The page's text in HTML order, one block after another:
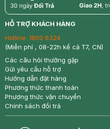
return nowfree
HỖ TRỢ KHÁCH HÀNG
Hotline: 1800 6324
(Miễn phí , 08-22h kể cả T7, CN)
Các câu hỏi thường gặp
Gửi yêu cầu hỗ trợ
Hướng dẫn đặt hàng
Phương thức thanh toán
Phương thức vận chuyển
Chính sách đổi trả